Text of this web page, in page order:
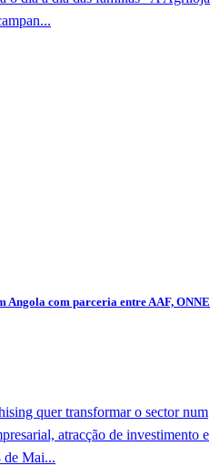
Angola com parceria entre AAF, ONNE
quer transformar o sector num
atracção de investimento e
de Mai...